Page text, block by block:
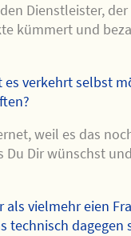
Dienstleister, der
kümmert und
es verkehrt selbst
weil es das
Du Dir wünschst
als vielmehr eien
technisch dagegen